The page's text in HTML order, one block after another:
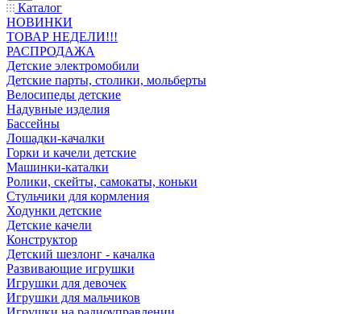
Каталог
НОВИНКИ
ТОВАР НЕДЕЛИ!!!
РАСПРОДАЖА
Детские электромобили
Детские парты, столики, мольберты
Велосипеды детские
Надувные изделия
Бассейны
Лошадки-качалки
Горки и качели детские
Машинки-каталки
Ролики, скейты, самокаты, коньки
Стульчики для кормления
Ходунки детские
Детские качели
Конструктор
Детский шезлонг - качалка
Развивающие игрушки
Игрушки для девочек
Игрушки для мальчиков